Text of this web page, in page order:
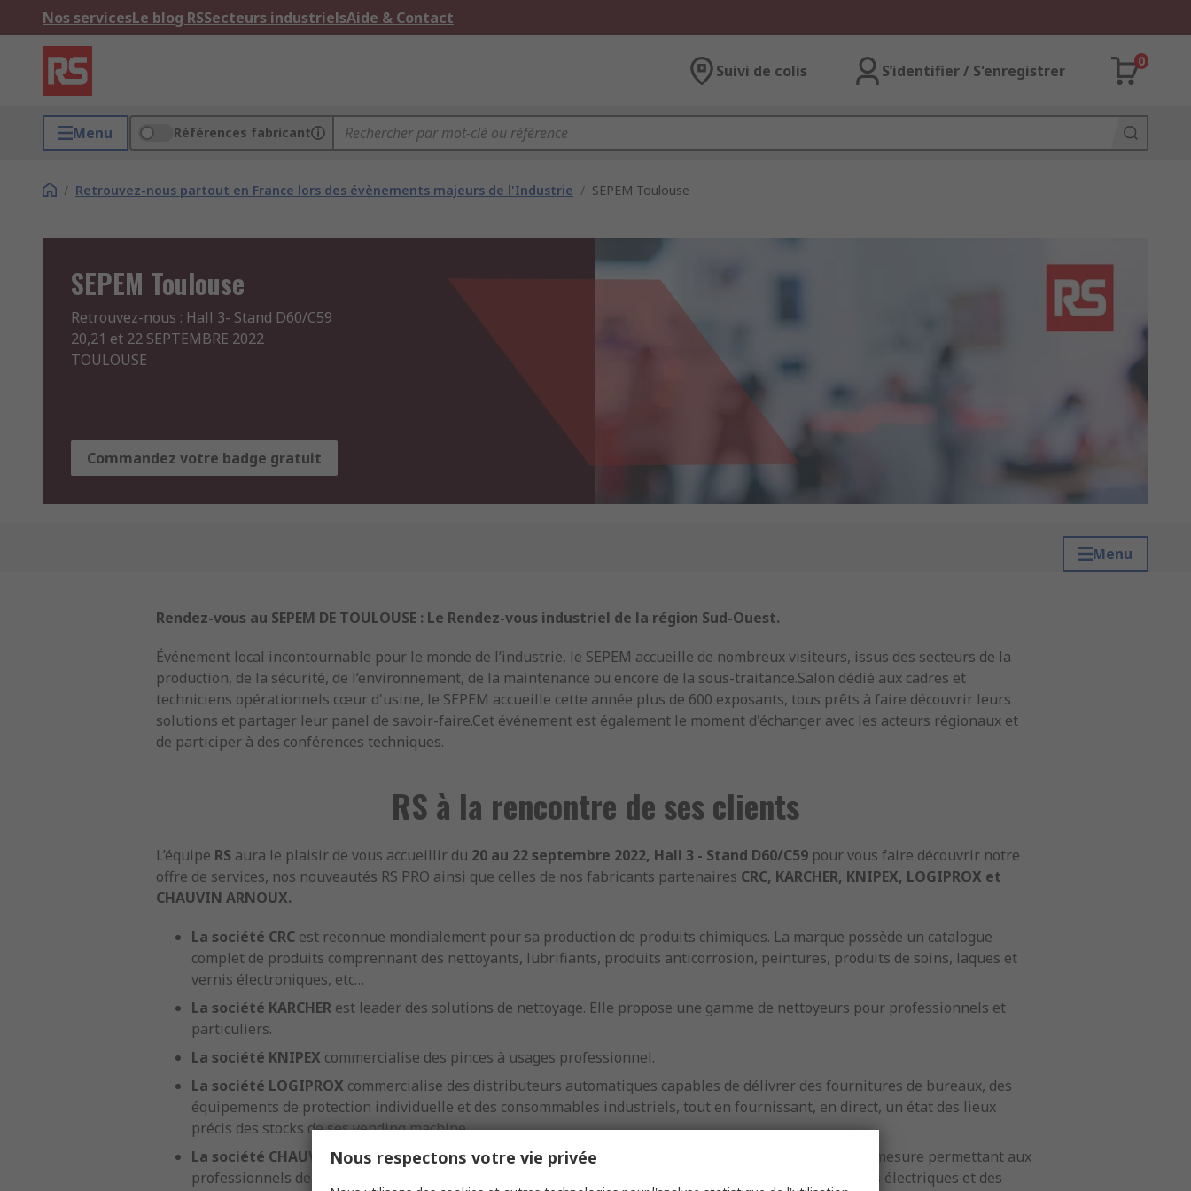
Nos servicesLe blog RSSecteurs industrielsAide & Contact
Suivi de colis S’identifier / S'enregistrer
0
Menu Références fabricant
/ Retrouvez-nous partout en France lors des évènements majeurs de l'Industrie / SEPEM Toulouse
SEPEM Toulouse
Retrouvez-nous : Hall 3- Stand D60/C59
20,21 et 22 SEPTEMBRE 2022
TOULOUSE
Commandez votre badge gratuit
Menu
Rendez-vous au SEPEM DE TOULOUSE : Le Rendez-vous industriel de la région Sud-Ouest.
Événement local incontournable pour le monde de l’industrie, le SEPEM accueille de nombreux visiteurs, issus des secteurs de la
production, de la sécurité, de l’environnement, de la maintenance ou encore de la sous-traitance.Salon dédié aux cadres et
techniciens opérationnels cœur d'usine, le SEPEM accueille cette année plus de 600 exposants, tous prêts à faire découvrir leurs
solutions et partager leur panel de savoir-faire.Cet événement est également le moment d'échanger avec les acteurs régionaux et
de participer à des conférences techniques.
RS à la rencontre de ses clients
L’équipe RS aura le plaisir de vous accueillir du 20 au 22 septembre 2022, Hall 3 - Stand D60/C59 pour vous faire découvrir notre
offre de services, nos nouveautés RS PRO ainsi que celles de nos fabricants partenaires CRC, KARCHER, KNIPEX, LOGIPROX et
CHAUVIN ARNOUX.
La société CRC est reconnue mondialement pour sa production de produits chimiques. La marque possède un catalogue
complet de produits comprennant des nettoyants, lubrifiants, produits anticorrosion, peintures, produits de soins, laques et
vernis électroniques, etc…
La société KARCHER est leader des solutions de nettoyage. Elle propose une gamme de nettoyeurs pour professionnels et
particuliers.
La société KNIPEX commercialise des pinces à usages professionnel.
La société LOGIPROX commercialise des distributeurs automatiques capables de délivrer des fournitures de bureaux, des
équipements de protection individuelle et des consommables industriels, tout en fournissant, en direct, un état des lieux
précis des stocks de ses vending machine.
La société CHAUVIN ARNOUXa pour vocation d'étudier, fabriquer et commercialiser les appareils de mesure permettant aux
professionnels de vérifier et tester, jour après jour, la fiabilité, la sécurité et l’efficacité des distributions électriques et des
Nous respectons votre vie privée